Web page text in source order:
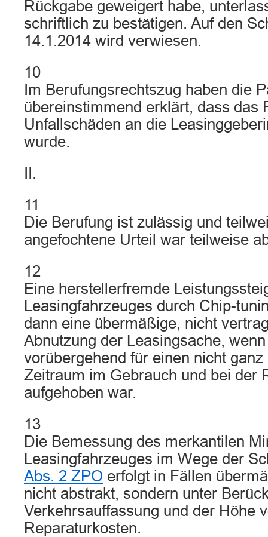
Rückgabe geweigert habe,
schriftlich zu bestätigen. Auf den
14.1.2014 wird verwiesen.
10
Im Berufungsrechtszug haben die
übereinstimmend erklärt, dass das
Unfallschäden an die
wurde.
II.
11
Die Berufung ist zulässig und
angefochtene Urteil war teilweise
12
Eine herstellerfremde
Leasingfahrzeuges durch Chip-
dann eine übermäßige, nicht
Abnutzung der Leasingsache,
vorübergehend für einen nicht
Zeitraum im Gebrauch und bei der
aufgehoben war.
13
Die Bemessung des merkantilen
Leasingfahrzeuges im Wege der
Abs. 2 ZPO erfolgt in Fällen
nicht abstrakt, sondern unter
Verkehrsauffassung und der Höhe
Reparaturkosten.